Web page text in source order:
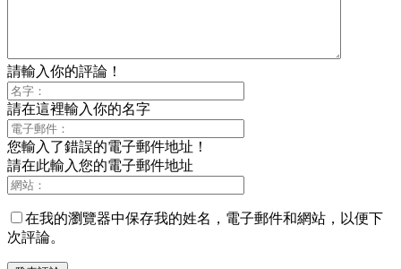
請輸入你的評論！
請在這裡輸入你的名字
您輸入了錯誤的電子郵件地址！
請在此輸入您的電子郵件地址
在我的瀏覽器中保存我的姓名，電子郵件和網站，以便下
次評論。